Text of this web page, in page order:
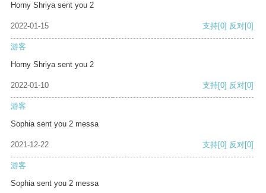
Horny Shriya sent you 2
2022-01-15 支持[0] 反对[0]
游客
Horny Shriya sent you 2
2022-01-10 支持[0] 反对[0]
游客
Sophia sent you 2 messa
2021-12-22 支持[0] 反对[0]
游客
Sophia sent you 2 messa